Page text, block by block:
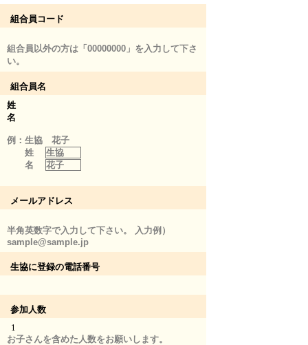
組合員コード
組合員以外の方は「00000000」を入力して下さ
い。
組合員名
姓
名
例：生協 花子
姓
生協
名
花子
メールアドレス
半角英数字で入力して下さい。 入力例）
sample@sample.jp
生協に登録の電話番号
参加人数
1
お子さんを含めた人数をお願いします。